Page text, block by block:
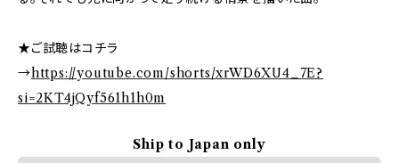
★ご試聴はコチラ
→https://youtube.com/shorts/xrWD6XU4_7E?
si=2KT4jQyf561h1h0m
Ship to Japan only